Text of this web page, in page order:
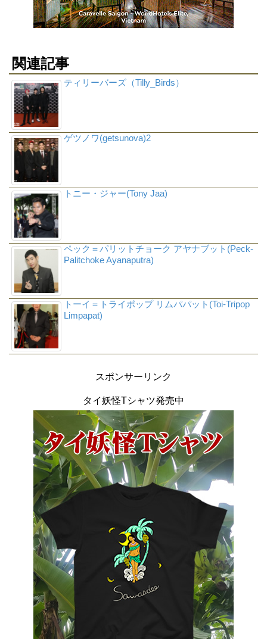
関連記事
ティリーバーズ（Tilly_Birds）
ゲツノワ(getsunova)2
トニー・ジャー(Tony Jaa)
ペック＝パリットチョーク アヤナブット(Peck-
Palitchoke Ayanaputra)
トーイ＝トライポップ リムパパット(Toi-Tripop
Limpapat)
スポンサーリンク
タイ妖怪Tシャツ発売中